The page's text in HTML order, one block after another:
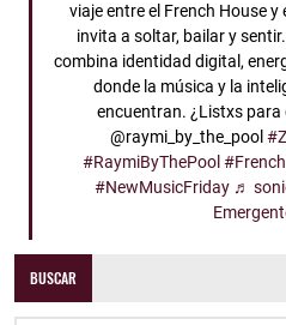
viaje entre el French House y
invita a soltar, bailar y
combina identidad digital,
donde la música y la
encuentran. ¿Listxs para
@raymi_by_the_pool
#RaymiByThePool
#NewMusicFriday ♬
BUSCAR